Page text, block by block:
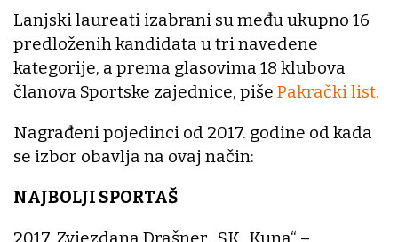
Lanjski laureati izabrani su među ukupno 16
predloženih kandidata u tri navedene
kategorije, a prema glasovima 18 klubova
članova Sportske zajednice, piše Pakrački list.
Nagrađeni pojedinci od 2017. godine od kada
se izbor obavlja na ovaj način:
NAJBOLJI SPORTAŠ
2017. Zvjezdana Drašner, SK „Kuna“ –